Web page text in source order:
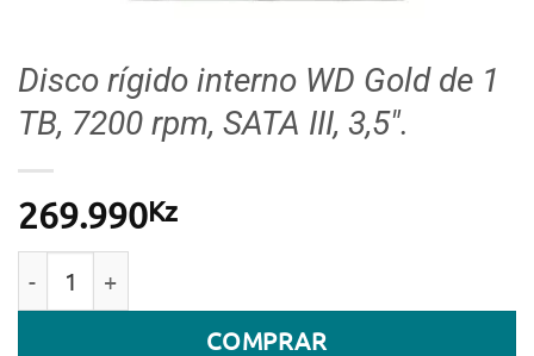
Disco rígido interno WD Gold de 1
TB, 7200 rpm, SATA III, 3,5″.
269.990Kz
COMPRAR